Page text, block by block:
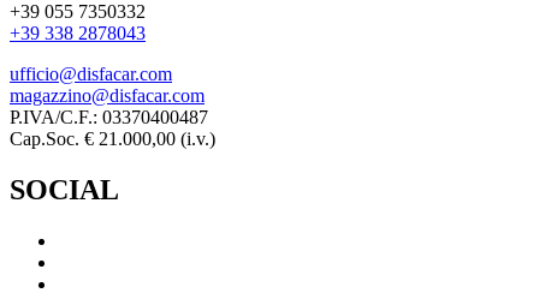
+39 055 7350332
+39 338 2878043
ufficio@disfacar.com
magazzino@disfacar.com
P.IVA/C.F.: 03370400487
Cap.Soc. € 21.000,00 (i.v.)
SOCIAL